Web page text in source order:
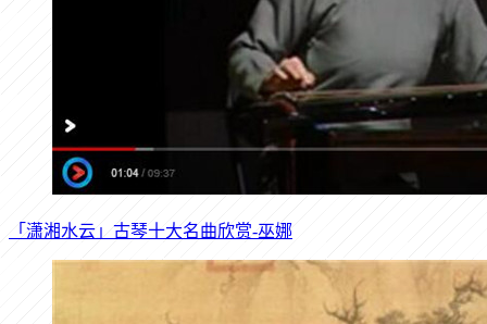
「潇湘水云」古琴十大名曲欣赏-巫娜